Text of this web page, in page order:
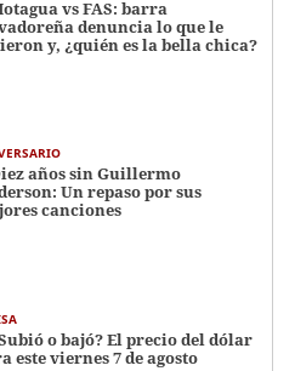
vs FAS: barra
denuncia lo que le
y, ¿quién es la bella chica?
años sin Guillermo
Un repaso por sus
canciones
o bajó? El precio del dólar
este viernes 7 de agosto